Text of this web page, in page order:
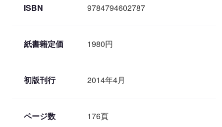
ISBN 9784794602787
紙書籍定価 1980円
初版刊行 2014年4月
ページ数 176頁